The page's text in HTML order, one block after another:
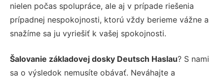
nielen počas spolupráce, ale aj v prípade riešenia
prípadnej nespokojnosti, ktorú vždy berieme vážne a
snažíme sa ju vyriešiť k vašej spokojnosti.
Šalovanie základovej dosky Deutsch Haslau? S nami
sa o výsledok nemusíte obávať. Neváhajte a